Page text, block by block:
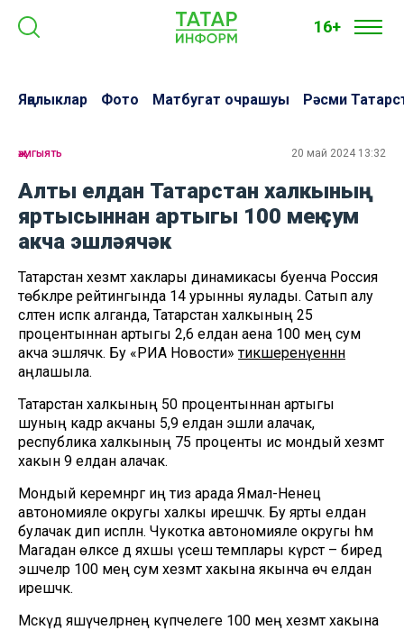
16+
Яңалыклар Фото Матбугат очрашуы Рәсми
җәмгыять 20 май 2024 13:32
Алты елдан Татарстан халкының
яртысыннан артыгы 100 мең сум
акча эшләячәк
Татарстан хезмәт хаклары динамикасы буенча Россия
төбәкләре рейтингында 14 урынны яулады. Сатып алу
сәләтен исәпкә алганда, Татарстан халкының 25
процентыннан артыгы 2,6 елдан аена 100 мең сум
акча эшләячәк. Бу «РИА Новости»тикшеренүеннән
аңлашыла.
Татарстан халкының 50 процентыннан артыгы
шуның кадәр акчаны 5,9 елдан эшли алачак, ә
республика халкының 75 проценты исә мондый хезмәт
хакын 9 елдан алачак.
Мондый керемнәргә иң тиз арада Ямал-Ненец
автономияле округы халкы ирешәчәк. Бу ярты елдан
булачак дип исәпләнә. Чукотка автономияле округы һәм
Магадан өлкәсе дә яхшы үсеш темплары күрсәтә – биредә
эшчеләр 100 мең сум хезмәт хакына якынча өч елдан
ирешәчәк.
Мәскәүдә яшәүчеләрнең күпчелеге 100 мең хезмәт хакына